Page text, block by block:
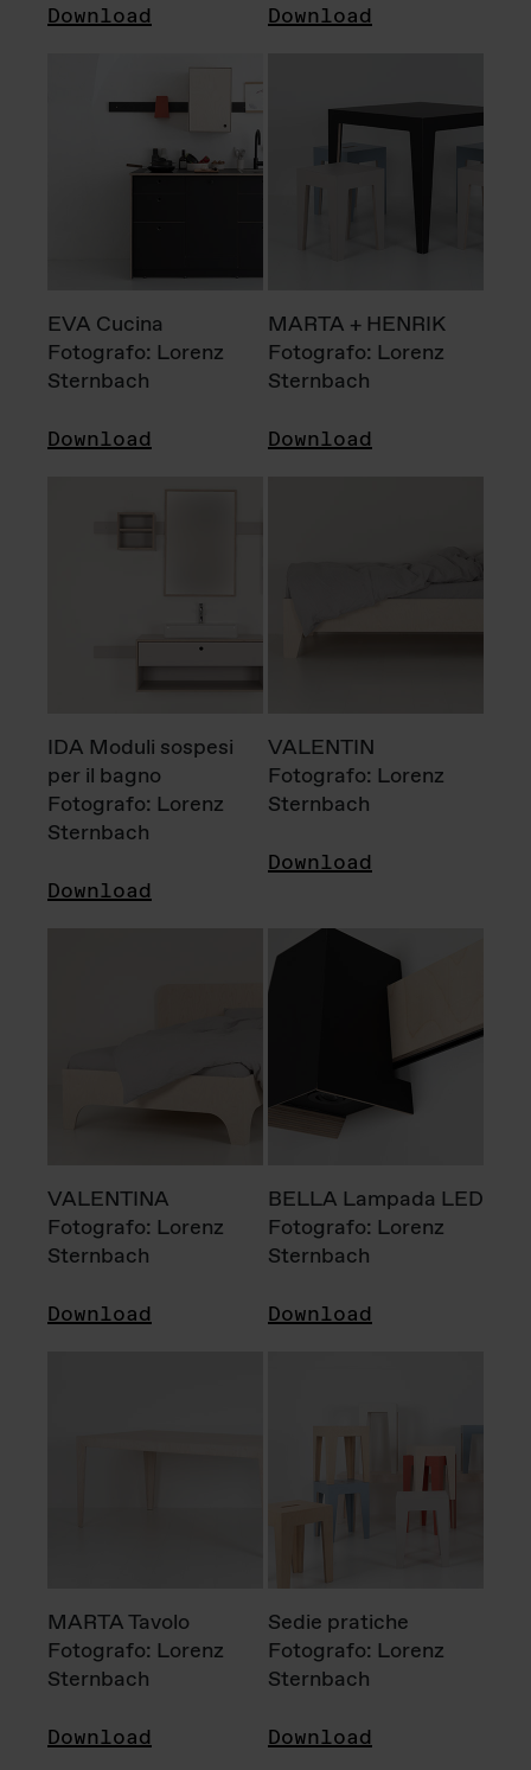
Download Download
EVA Cucina
Fotografo: Lorenz
Sternbach
Download
MARTA + HENRIK
Fotografo: Lorenz
Sternbach
Download
IDA Moduli sospesi
per il bagno
Fotografo: Lorenz
Sternbach
Download
VALENTIN
Fotografo: Lorenz
Sternbach
Download
VALENTINA
Fotografo: Lorenz
Sternbach
Download
BELLA Lampada LED
Fotografo: Lorenz
Sternbach
Download
MARTA Tavolo
Fotografo: Lorenz
Sternbach
Download
Sedie pratiche
Fotografo: Lorenz
Sternbach
Download